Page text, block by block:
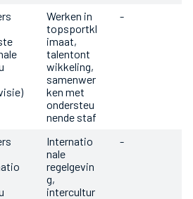
Werken in
topsportkl
imaat,
talentont
wikkeling,
samenwer
ken met
ondersteu
nende staf
-
Internatio
nale
regelgevin
g,
intercultur
-